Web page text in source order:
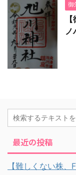
御
ノ
最近の投稿
【難しくない株